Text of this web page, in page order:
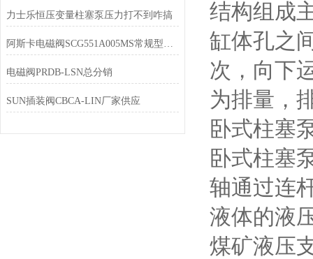
力士乐恒压变量柱塞泵压力打不到咋搞
阿斯卡电磁阀SCG551A005MS常规型号大量现货
电磁阀PRDB-LSN总分销
SUN插装阀CBCA-LIN厂家供应
结构组成
缸体孔之
次，向下
为排量，
卧式柱塞
卧式柱塞
轴通过连
液体的液
煤矿液压